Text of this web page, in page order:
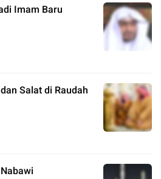
Imam Baru
Salat di Raudah